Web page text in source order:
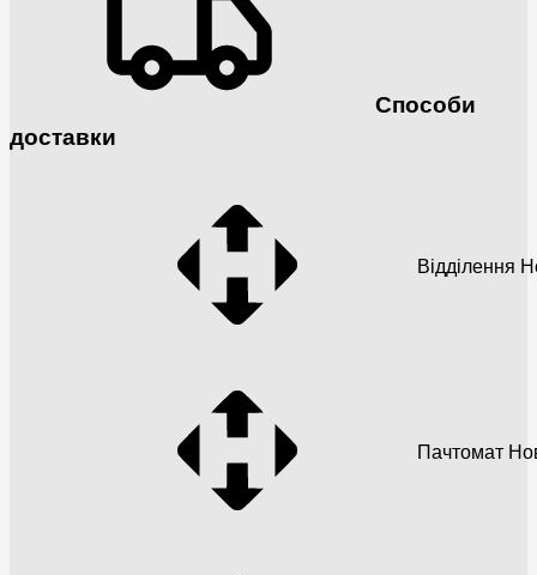
Способи
доставки
Відділення
Пачтомат